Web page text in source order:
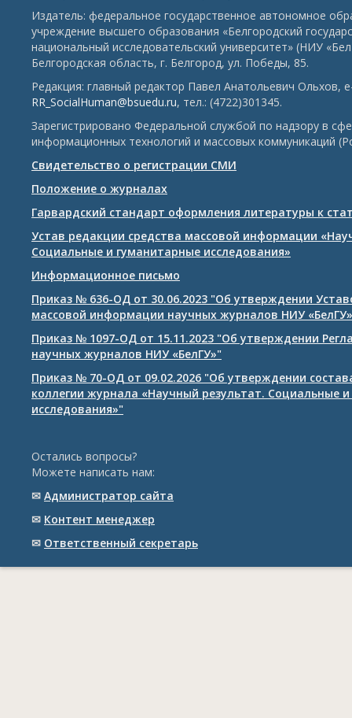
Издатель: федеральное государственное автономное
учреждение высшего образования «Белгородский
национальный исследовательский университет» (НИУ
Белгородская область, г. Белгород, ул. Победы, 85.
Редакция: главный редактор Павел Анатольевич Ольхов,
RR_SocialHuman@bsuedu.ru, тел.: (4722)301345.
Зарегистрировано Федеральной службой по надзору в
информационных технологий и массовых коммуникаций
Свидетельство о регистрации СМИ
Положение о журналах
Гарвардский стандарт оформления литературы к
Устав редакции средства массовой информации
Социальные и гуманитарные исследования»
Информационное письмо
Приказ № 636-ОД от 30.06.2023 "Об утверждении
массовой информации научных журналов НИУ «БелГУ»
Приказ № 1097-ОД от 15.11.2023 "Об утверждении
научных журналов НИУ «БелГУ»"
Приказ № 70-ОД от 09.02.2026 "Об утверждении
коллегии журнала «Научный результат. Социальные
исследования»"
Остались вопросы?
Можете написать нам:
✉ Администратор сайта
✉ Контент менеджер
✉ Ответственный cекретарь